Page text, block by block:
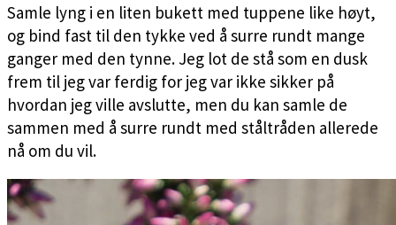
Samle lyng i en liten bukett med tuppene like høyt,
og bind fast til den tykke ved å surre rundt mange
ganger med den tynne. Jeg lot de stå som en dusk
frem til jeg var ferdig for jeg var ikke sikker på
hvordan jeg ville avslutte, men du kan samle de
sammen med å surre rundt med ståltråden allerede
nå om du vil.